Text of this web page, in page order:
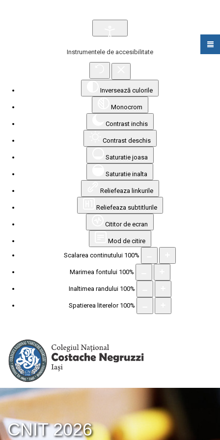
Instrumentele de accesibilitate
Inversează culorile
Monocrom
Contrast inchis
Contrast deschis
Saturatie joasa
Saturatie inalta
Reliefeaza linkurile
Reliefeaza subtitlurile
Cititor de ecran
Mod de citire
Scalarea continutului 100%
Marimea fontului 100%
Inaltimea randului 100%
Spatierea literelor 100%
CNIT 2026